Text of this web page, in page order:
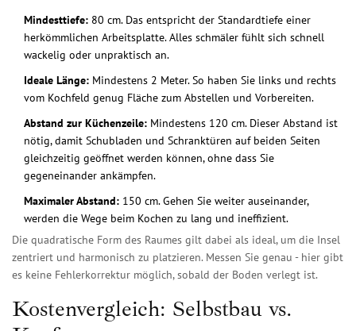
Mindesttiefe: 80 cm. Das entspricht der Standardtiefe einer
herkömmlichen Arbeitsplatte. Alles schmäler fühlt sich schnell
wackelig oder unpraktisch an.
Ideale Länge: Mindestens 2 Meter. So haben Sie links und rechts
vom Kochfeld genug Fläche zum Abstellen und Vorbereiten.
Abstand zur Küchenzeile: Mindestens 120 cm. Dieser Abstand ist
nötig, damit Schubladen und Schranktüren auf beiden Seiten
gleichzeitig geöffnet werden können, ohne dass Sie
gegeneinander ankämpfen.
Maximaler Abstand: 150 cm. Gehen Sie weiter auseinander,
werden die Wege beim Kochen zu lang und ineffizient.
Die quadratische Form des Raumes gilt dabei als ideal, um die Insel
zentriert und harmonisch zu platzieren. Messen Sie genau - hier gibt
es keine Fehlerkorrektur möglich, sobald der Boden verlegt ist.
Kostenvergleich: Selbstbau vs.